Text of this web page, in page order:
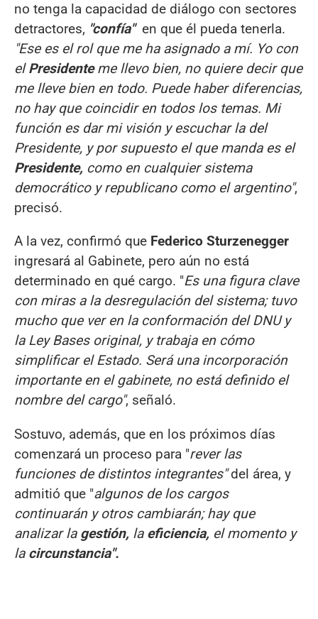
no tenga la capacidad de diálogo con sectores
detractores, "confía" en que él pueda tenerla.
"Ese es el rol que me ha asignado a mí. Yo con
elPresidenteme llevo bien, no quiere decir que
me lleve bien en todo. Puede haber diferencias,
no hay que coincidir en todos los temas. Mi
función es dar mi visión y escuchar la del
Presidente, y por supuesto el que manda es el
Presidente, como en cualquier sistema
democrático y republicano como el argentino",
precisó.
A la vez, confirmó que Federico Sturzenegger
ingresará al Gabinete, pero aún no está
determinado en qué cargo. "Es una figura clave
con miras a la desregulación del sistema; tuvo
mucho que ver en la conformación del DNU y
la Ley Bases original, y trabaja en cómo
simplificar el Estado. Será una incorporación
importante en el gabinete, no está definido el
nombre del cargo", señaló.
Sostuvo, además, que en los próximos días
comenzará un proceso para "rever las
funciones de distintos integrantes"del área, y
admitió que "algunos de los cargos
continuarán y otros cambiarán; hay que
analizar la gestión, la eficiencia, el momento y
la circunstancia".